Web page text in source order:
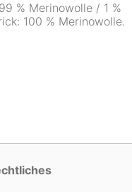
% Merinowolle / 1 %
100 % Merinowolle.